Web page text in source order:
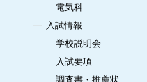
電気科
入試情報
学校説明会
入試要項
調査書・推薦状